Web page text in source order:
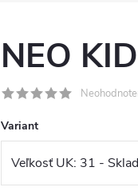
NEO
Variant